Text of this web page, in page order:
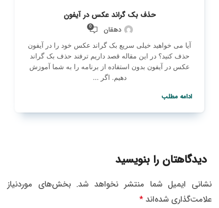
حذف بک گراند عکس در آیفون
دهقان 0
آیا می خواهید خیلی سریع بک گراند عکس خود را در آیفون
حذف کنید؟ در این مقاله قصد داریم ترفند حذف بک گراند
عکس در آیفون بدون استفاده از برنامه را به شما آموزش
دهیم. اگر ...
ادامه مطلب
دیدگاهتان را بنویسید
نشانی ایمیل شما منتشر نخواهد شد. بخش‌های موردنیاز
علامت‌گذاری شده‌اند *